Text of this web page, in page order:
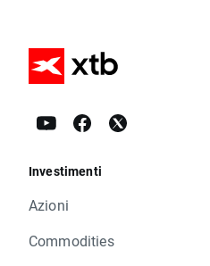
Investimenti
Azioni
Commodities